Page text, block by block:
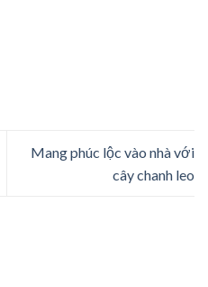
Mang phúc lộc vào nhà với
cây chanh leo